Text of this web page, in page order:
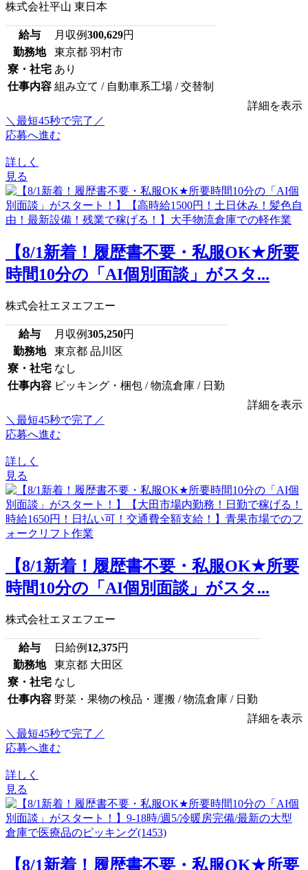
株式会社平山 東日本
給与 月収例300,629円
勤務地
東京都 羽村市
寮・社宅 あり
仕事内容 組み立て / 自動車系工場 / 交替制
詳細を表示
＼最短45秒で完了／
応募へ進む
詳しく
見る
【8/1新着！履歴書不要・私服OK★所要
時間10分の「AI個別面談」がスタ...
株式会社エヌエフエー
給与 月収例305,250円
勤務地
東京都 品川区
寮・社宅 なし
仕事内容 ピッキング・梱包 / 物流倉庫 / 日勤
詳細を表示
＼最短45秒で完了／
応募へ進む
詳しく
見る
【8/1新着！履歴書不要・私服OK★所要
時間10分の「AI個別面談」がスタ...
株式会社エヌエフエー
給与 日給例 12,375円
勤務地
東京都 大田区
寮・社宅 なし
仕事内容 野菜・果物の検品・運搬 / 物流倉庫 / 日勤
詳細を表示
＼最短45秒で完了／
応募へ進む
詳しく
見る
【8/1新着！履歴書不要・私服OK★所要